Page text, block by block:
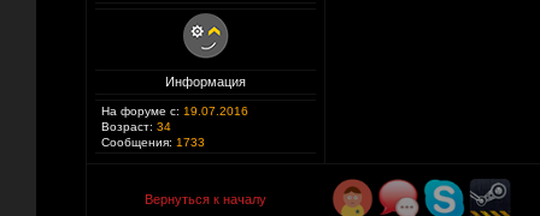
Информация
На форуме с: 19.07.2016
Возраст: 34
Сообщения: 1733
Вернуться к началу